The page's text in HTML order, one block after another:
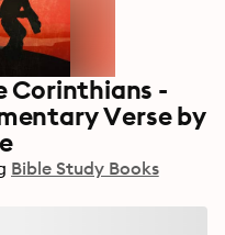
Corinthians -
Verse by
Bible Study Books